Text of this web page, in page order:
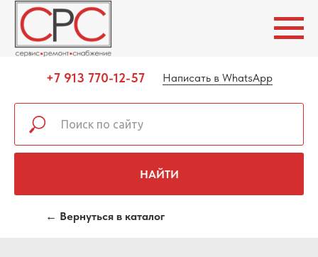
+7 913 770-12-57 Написать в WhatsApp
НАЙТИ
← Вернуться в каталог